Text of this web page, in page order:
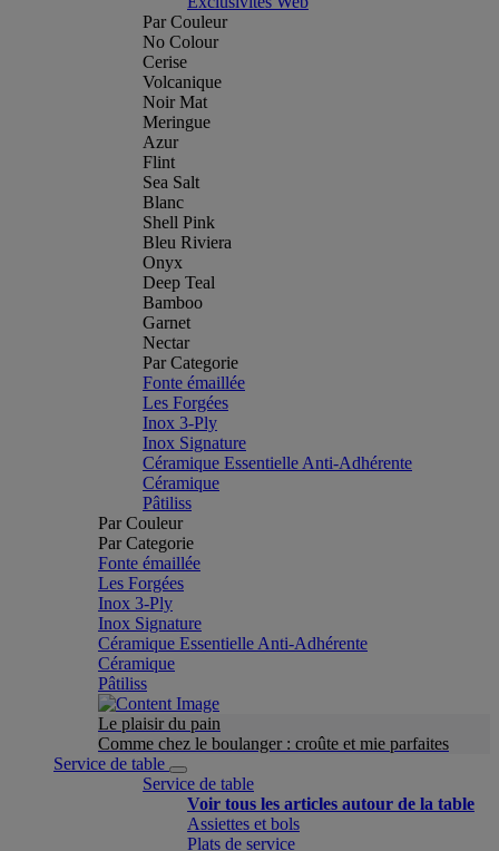
Par Couleur
No Colour
Cerise
Volcanique
Noir Mat
Meringue
Azur
Flint
Sea Salt
Blanc
Shell Pink
Bleu Riviera
Onyx
Deep Teal
Bamboo
Garnet
Nectar
Par Categorie
Fonte émaillée
Les Forgées
Inox 3-Ply
Inox Signature
Céramique Essentielle Anti-Adhérente
Céramique
Pâtiliss
Par Couleur
Par Categorie
Fonte émaillée
Les Forgées
Inox 3-Ply
Inox Signature
Céramique Essentielle Anti-Adhérente
Céramique
Pâtiliss
Le plaisir du pain
Comme chez le boulanger : croûte et mie parfaites
Service de table
Service de table
Voir tous les articles autour de la table
Assiettes et bols
Plats de service